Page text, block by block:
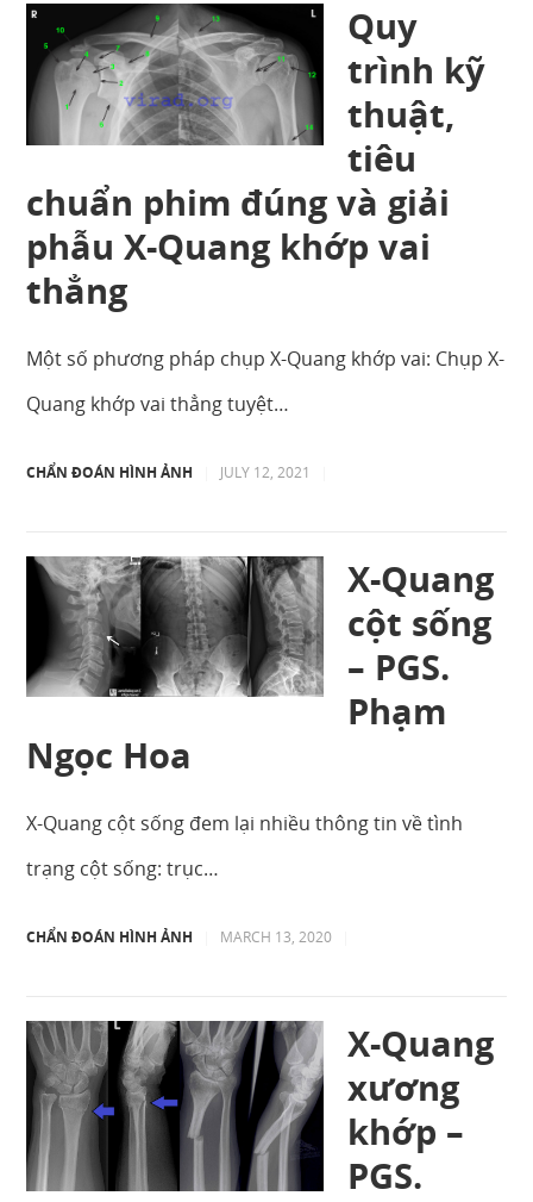
Quy
trình kỹ
thuật,
tiêu
chuẩn phim đúng và giải
phẫu X-Quang khớp vai
thẳng
Một số phương pháp chụp X-Quang khớp vai: Chụp X-
Quang khớp vai thẳng tuyệt…
CHẨN ĐOÁN HÌNH ẢNH JULY 12, 2021
X-Quang
cột sống
– PGS.
Phạm
Ngọc Hoa
X-Quang cột sống đem lại nhiều thông tin về tình
trạng cột sống: trục…
CHẨN ĐOÁN HÌNH ẢNH MARCH 13, 2020
X-Quang
xương
khớp –
PGS.